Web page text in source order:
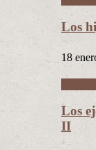
Los
18
Los
II